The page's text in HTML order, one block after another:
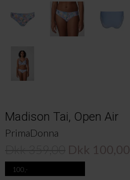
Madison Tai, Open Air
PrimaDonna
Dkk 100,00
100,-